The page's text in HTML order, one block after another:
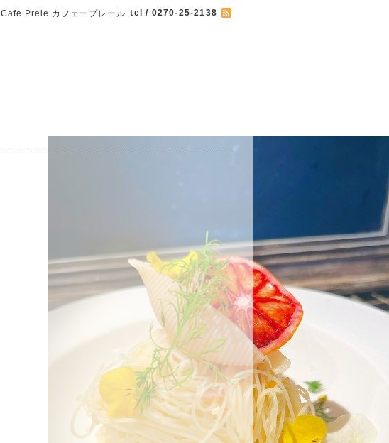
Cafe Prele カフェープレール tel / 0270-25-2138